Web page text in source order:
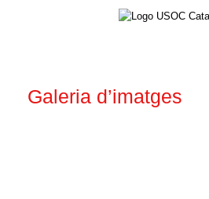
Galeria d’imatges